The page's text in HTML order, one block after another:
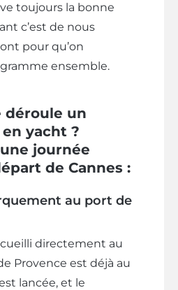
toujours la bonne
c’est de nous
pour qu’on
ensemble.
déroule un
yacht ?
journée
de Cannes :
au port de
directement au
Provence est déjà au
lancée, et le